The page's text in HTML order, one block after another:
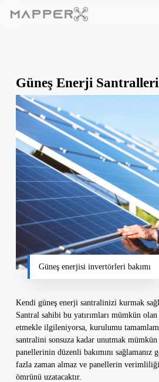
Güneş Enerji
Güneş enerjisi invertörleri bakımı
Kendi güneş enerji santralinizi kurmak
Santral sahibi bu yatırımları mümkün olan
etmekle ilgileniyorsa, kurulumu
santralini sonsuza kadar unutmak mümkün
panellerinin düzenli bakımını sağlamanız
fazla zaman almaz ve panellerin
ömrünü uzatacaktır.